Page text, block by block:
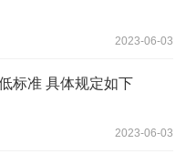
2023-06-03
标准 具体规定如下
2023-06-03